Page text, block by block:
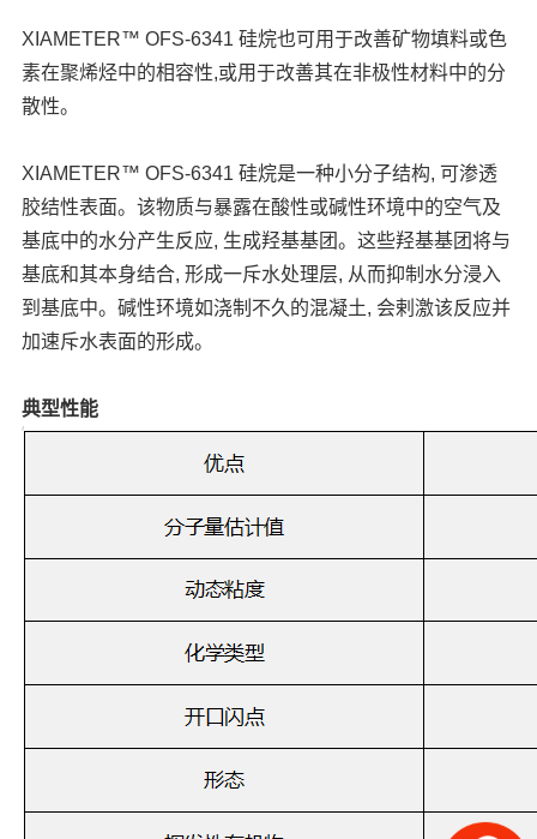
XIAMETER™ OFS-6341 硅烷也可用于改善矿物填料或色
素在聚烯烃中的相容性,或用于改善其在非极性材料中的分
散性。
XIAMETER™ OFS-6341 硅烷是一种小分子结构, 可渗透
胶结性表面。该物质与暴露在酸性或碱性环境中的空气及
基底中的水分产生反应, 生成羟基基团。这些羟基基团将与
基底和其本身结合, 形成一斥水处理层, 从而抑制水分浸入
到 基底中。碱性环境如浇制不久的混凝土, 会剌激该反应并
加速斥水表面的形成。
典型性能